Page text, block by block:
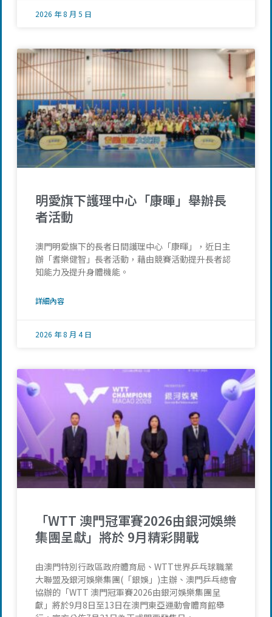
2026 年 8 月 5 日
明愛旗下護理中心「康暉」舉辦長
者活動
澳門明愛旗下的長者日間護理中心「康暉」，近日主
辦「耆樂健智」長者活動，藉由競賽活動提升長者認
知能力及提升身體機能。
詳細內容
2026 年 8 月 4 日
「WTT 澳門冠軍賽2026由銀河娛樂
集團呈獻」將於 9月精彩開戰
由澳門特別行政區政府體育局、WTT世界乒乓球職業
大聯盟及銀河娛樂集團(「銀娛」)主辦、澳門乒乓總會
協辦的「WTT 澳門冠軍賽2026由銀河娛樂集團呈
獻」將於9月8日至13日在澳門東亞運動會體育館舉